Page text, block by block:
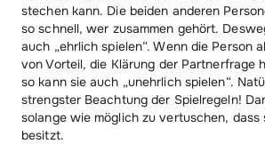
stechen kann. Die beiden anderen
so schnell, wer zusammen gehört.
auch „ehrlich spielen“. Wenn die Person
von Vorteil, die Klärung der Partnerfrage
so kann sie auch „unehrlich spielen“.
strengster Beachtung der Spielregeln!
solange wie möglich zu vertuschen, dass
besitzt.